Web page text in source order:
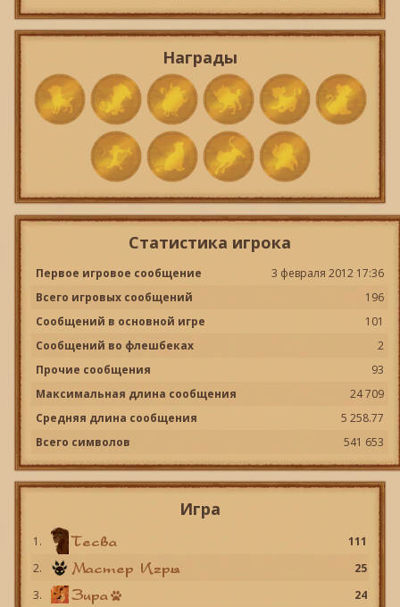
Награды
Статистика игрока
Первое игровое сообщение
3 февраля 2012 17:36
Всего игровых сообщений
196
Сообщений в основной игре
101
Сообщений во флешбеках
2
Прочие сообщения
93
Максимальная длина сообщения
24 709
Средняя длина сообщения
5 258.77
Всего символов
541 653
Игра
1. Тесва
111
2.
Мастер Игры
25
3.
Зира
24